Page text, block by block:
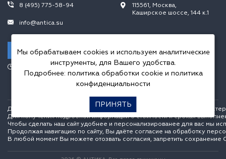
8 (495) 775-58-94
info@antica.su
Заказать звонок
115561, Москва,
Каширское шоссе, 144 к.1
Пн.-Пт. 10.00-20.00,
Сб.-Вс. 10.00-18.00
Данный интернет сайт носит исключительно информационный
Для получения подробной информации о стоимости и сроках
Чтобы сделать наш сайт удобнее и персонализированее для вас мы
Продолжая навигацию по сайту, Вы даёте согласие на обработку
В любой момент Вы можете отозвать согласия, запретить сохранение
Мы обрабатываем cookies и используем аналитические
инструменты, для Вашего удобства.
Подробнее: политика обработки cookieи политика
конфиденциальности
ПРИНЯТЬ